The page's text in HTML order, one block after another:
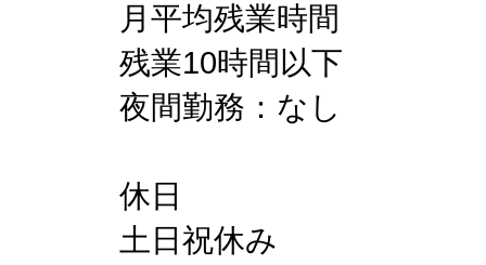
月平均残業時間
残業10時間以下
夜間勤務：なし
休日
土⽇祝休み